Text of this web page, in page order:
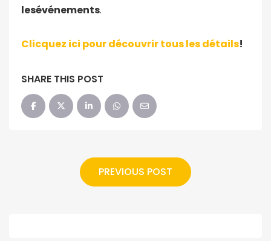
lesévénements.
Clicquez ici pour découvrir tous les détails!
SHARE THIS POST
PREVIOUS POST